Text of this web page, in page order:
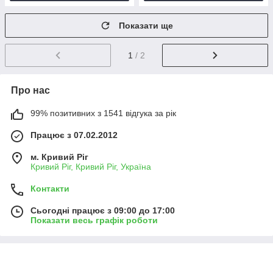
Показати ще
1 / 2
Про нас
99% позитивних з 1541 відгука за рік
Працює з 07.02.2012
м. Кривий Ріг
Кривий Ріг, Кривий Ріг, Україна
Контакти
Сьогодні працює з 09:00 до 17:00
Показати весь графік роботи